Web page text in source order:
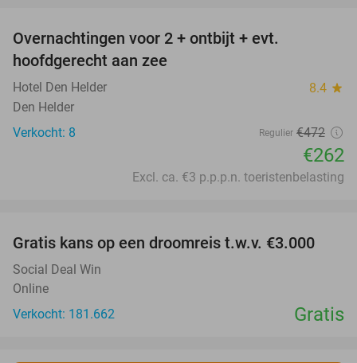
Overnachtingen voor 2 + ontbijt + evt.
hoofdgerecht aan zee
Hotel Den Helder 8.4 star
Den Helder
Verkocht: 8
Regulier €472
€262
Excl. ca. €3 p.p.p.n. toeristenbelasting
Gratis kans op een droomreis t.w.v. €3.000
Social Deal Win
Online
Verkocht: 181.662
Gratis